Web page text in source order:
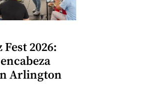
Fest 2026:
Arlington